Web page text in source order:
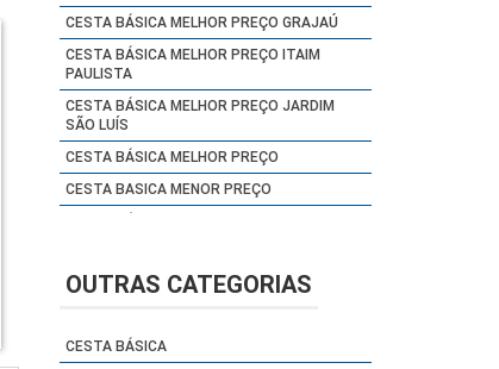
CESTA BÁSICA MELHOR PREÇO GRAJAÚ
CESTA BÁSICA MELHOR PREÇO ITAIM
PAULISTA
CESTA BÁSICA MELHOR PREÇO JARDIM
SÃO LUÍS
CESTA BÁSICA MELHOR PREÇO
CESTA BASICA MENOR PREÇO
BRASILÂNDIA
CESTA BÁSICA ONDE COMPRAR GRAJAÚ
OUTRAS CATEGORIAS
CESTA BÁSICA